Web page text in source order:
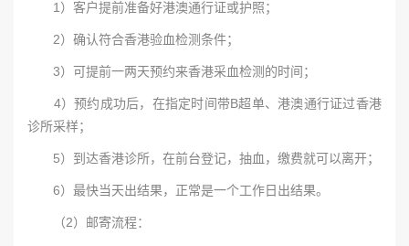
1）客户提前准备好港澳通行证或护照；
2）确认符合香港验血检测条件；
3）可提前一两天预约来香港采血检测的时间；
4）预约成功后，在指定时间带B超单、港澳通行证过香港
诊所采样；
5）到达香港诊所，在前台登记，抽血，缴费就可以离开；
6）最快当天出结果，正常是一个工作日出结果。
（2）邮寄流程：